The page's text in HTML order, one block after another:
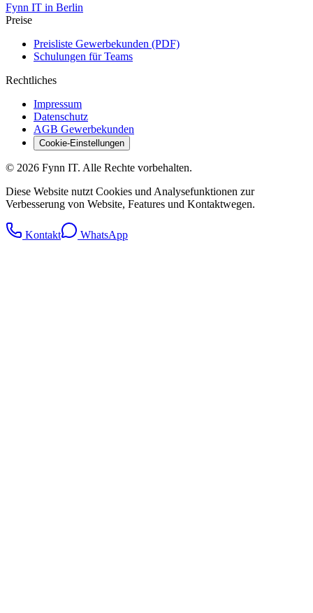
Fynn IT in Berlin
Preise
Preisliste Gewerbekunden (PDF)
Schulungen für Teams
Rechtliches
Impressum
Datenschutz
AGB Gewerbekunden
Cookie-Einstellungen
© 2026 Fynn IT. Alle Rechte vorbehalten.
Diese Website nutzt Cookies und Analysefunktionen zur
Verbesserung von Website, Features und Kontaktwegen.
Kontakt WhatsApp